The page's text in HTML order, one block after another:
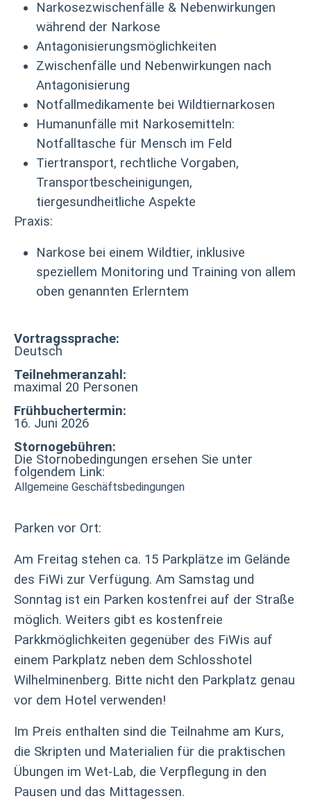
Narkosezwischenfälle & Nebenwirkungen
während der Narkose
Antagonisierungsmöglichkeiten
Zwischenfälle und Nebenwirkungen nach
Antagonisierung
Notfallmedikamente bei Wildtiernarkosen
Humanunfälle mit Narkosemitteln:
Notfalltasche für Mensch im Feld
Tiertransport, rechtliche Vorgaben,
Transportbescheinigungen,
tiergesundheitliche Aspekte
Praxis:
Narkose bei einem Wildtier, inklusive
speziellem Monitoring und Training von allem
oben genannten Erlerntem
Vortragssprache:
Deutsch
Teilnehmeranzahl:
maximal 20 Personen
Frühbuchertermin:
16. Juni 2026
Stornogebühren:
Die Stornobedingungen ersehen Sie unter
folgendem Link:
Allgemeine Geschäftsbedingungen
Parken vor Ort:
Am Freitag stehen ca. 15 Parkplätze im Gelände
des FiWi zur Verfügung. Am Samstag und
Sonntag ist ein Parken kostenfrei auf der Straße
möglich. Weiters gibt es kostenfreie
Parkkmöglichkeiten gegenüber des FiWis auf
einem Parkplatz neben dem Schlosshotel
Wilhelminenberg. Bitte nicht den Parkplatz genau
vor dem Hotel verwenden!
Im Preis enthalten sind die Teilnahme am Kurs,
die Skripten und Materialien für die praktischen
Übungen im Wet-Lab, die Verpflegung in den
Pausen und das Mittagessen.